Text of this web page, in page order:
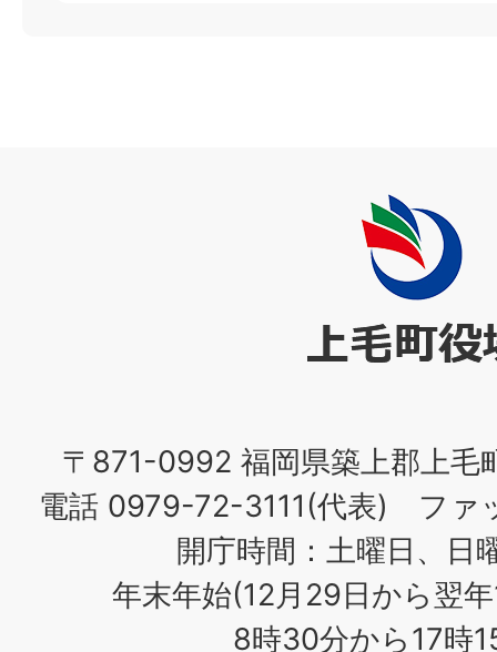
〒871-0992 福岡県築上郡上毛
電話 0979-72-3111(代表) ファ
開庁時間：土曜日、日
年末年始(12月29日から翌
8時30分から17時